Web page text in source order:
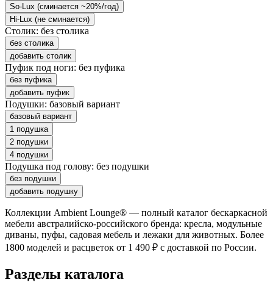
So-Lux (cминается ~20%/год)
Hi-Lux (не сминается)
Столик: без столика
без столика
добавить столик
Пуфик под ноги: без пуфика
без пуфика
добавить пуфик
Подушки: базовый вариант
базовый вариант
1 подушка
2 подушки
4 подушки
Подушка под голову: без подушки
без подушки
добавить подушку
Коллекции Ambient Lounge® — полный каталог бескаркасной
мебели австралийско-российского бренда: кресла, модульные
диваны, пуфы, садовая мебель и лежаки для животных. Более
1800 моделей и расцветок от 1 490 ₽ с доставкой по России.
Разделы каталога